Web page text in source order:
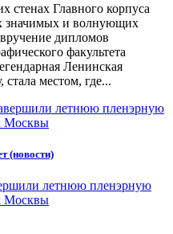
стенах Главного корпуса
значимых и волнующих
дипломов
факультета
Ленинская
местом, где...
(новости)
летнюю пленэрную
Москвы